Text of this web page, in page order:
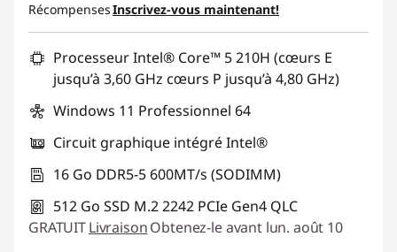
Promo price: Max 5 units per order
RécompensesInscrivez-vous maintenant!
Processeur Intel® Core™ 5 210H (cœurs E
jusqu’à 3,60 GHz cœurs P jusqu’à 4,80 GHz)
Windows 11 Professionnel 64
Circuit graphique intégré Intel®
16 Go DDR5-5 600MT/s (SODIMM)
512 Go SSD M.2 2242 PCIe Gen4 QLC
GRATUITLivraisonObtenez-le avant lun. août 10